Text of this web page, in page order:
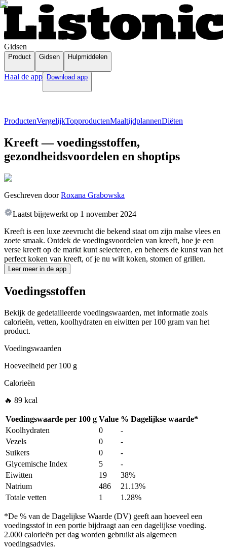
Gidsen
Product Gidsen Hulpmiddelen
Haal de app Download app
ProductenVergelijkTopproductenMaaltijdplannenDiëten
Kreeft — voedingsstoffen,
gezondheidsvoordelen en shoptips
Geschreven door Roxana Grabowska
Laatst bijgewerkt op 1 november 2024
Kreeft is een luxe zeevrucht die bekend staat om zijn malse vlees en
zoete smaak. Ontdek de voedingsvoordelen van kreeft, hoe je een
verse kreeft op de markt kunt selecteren, en beheers de kunst van het
perfect koken van kreeft, of je nu wilt koken, stomen of grillen.
Leer meer in de app
Voedingsstoffen
Bekijk de gedetailleerde voedingswaarden, met informatie zoals
calorieën, vetten, koolhydraten en eiwitten per 100 gram van het
product.
Voedingswaarden
Hoeveelheid per100 g
Calorieën
🔥 89 kcal
Voedingswaarde per 100 g Value % Dagelijkse waarde*
Koolhydraten
0
-
Vezels
0
-
Suikers
0
-
Glycemische Index
5
-
Eiwitten
19
38%
Natrium
486
21.13%
Totale vetten
1 1.28%
*De % van de Dagelijkse Waarde (DV) geeft aan hoeveel een
voedingsstof in een portie bijdraagt aan een dagelijkse voeding.
2.000 calorieën per dag worden gebruikt als algemeen
voedingsadvies.